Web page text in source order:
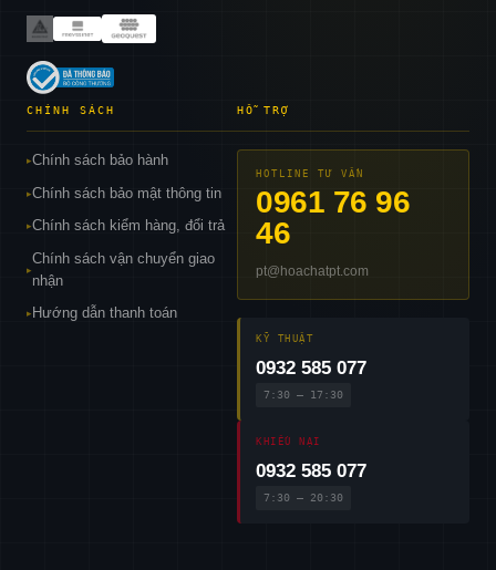
CHÍNH SÁCH
▸Chính sách bảo hành
▸Chính sách bảo mật thông tin
▸Chính sách kiểm hàng, đổi trả
▸
Chính sách vận chuyển giao
nhận
▸ Hướng dẫn thanh toán
HỖ TRỢ
HOTLINE TƯ VẤN
0961 76 96
46
pt@hoachatpt.com
KỸ THUẬT
0932 585 077
7:30 – 17:30
KHIẾU NẠI
0932 585 077
7:30 – 20:30